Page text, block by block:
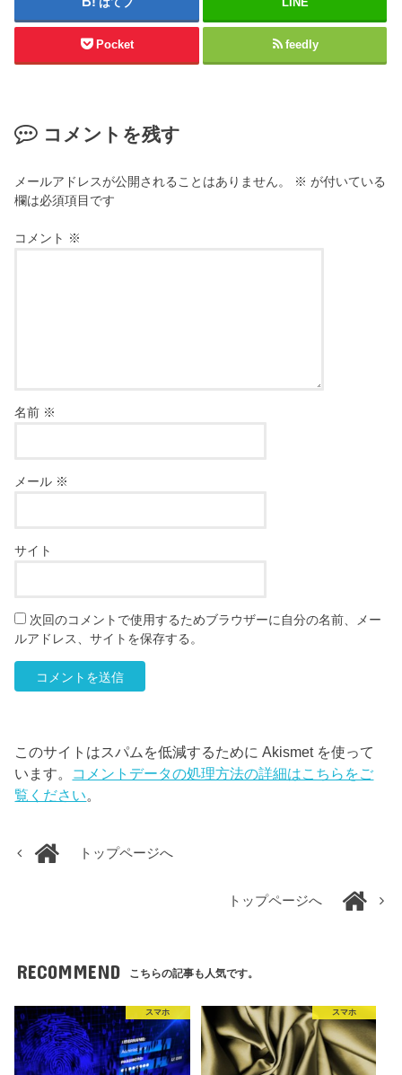
Pocket feedly
コメントを残す
メールアドレスが公開されることはありません。 ※ が付いている
欄は必須項目です
コメント ※
名前 ※
メール ※
サイト
次回のコメントで使用するためブラウザーに自分の名前、メー
ルアドレス、サイトを保存する。
このサイトはスパムを低減するために Akismet を使って
います。 コメントデータの処理方法の詳細はこちらをご
覧ください。
トップページへ
トップページへ
RECOMMEND こちらの記事も人気です。
スマホ スマホ